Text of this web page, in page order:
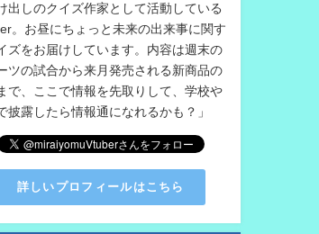
出しのクイズ作家として活動している
。お昼にちょっと未来の出来事に関す
ズをお届けしています。内容は週末の
ツの試合から来月発売される新商品の
で、ここで情報を先取りして、学校や
披露したら情報通になれるかも？」
詳しいプロフィールはこちら